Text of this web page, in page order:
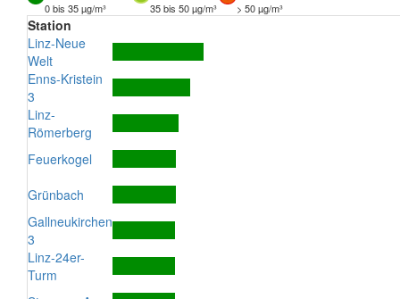
0 bis 35 µg/m³
35 bis 50 µg/m³ > 50 µg/m³
Station
Linz-Neue
Welt
Enns-Kristein
3
Linz-
Römerberg
Feuerkogel
Grünbach
Gallneukirchen
3
Linz-24er-
Turm